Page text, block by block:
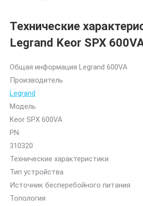
Технические
Legrand Keor SPX
Общая информация Legrand 600VA
Производитель
Legrand
Модель
Keor SPX 600VA
PN
310320
Технические характеристики
Тип устройства
Источник бесперебойного питания
Топология